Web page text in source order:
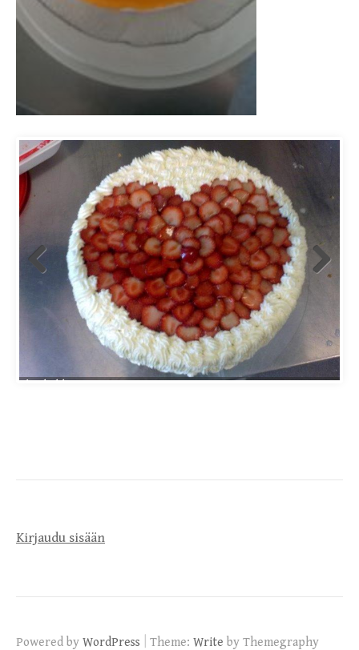
Kirjaudu sisään
Powered by WordPress Theme: Write by Themegraphy